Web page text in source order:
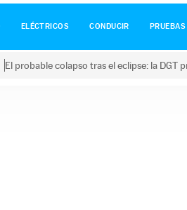
ELÉCTRICOS CONDUCIR PRUEBAS
El probable colapso tras el eclipse: la DGT